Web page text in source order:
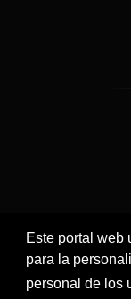
Este portal web
para la
personal de los